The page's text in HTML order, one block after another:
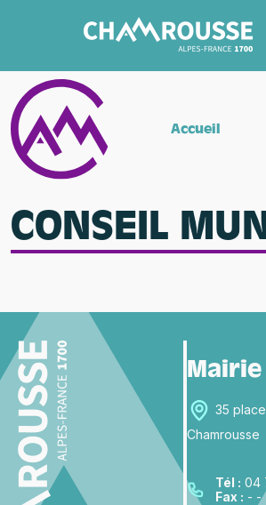
Accueil
CONSEIL
35
Chamrousse
Tél : 04
Fax : - -